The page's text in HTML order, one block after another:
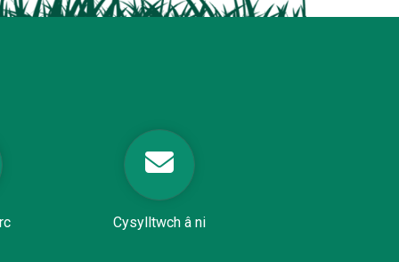
Cysylltwch â ni